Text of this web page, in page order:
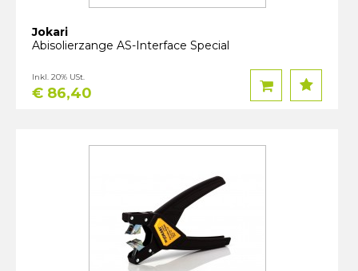
Jokari
Abisolierzange AS-Interface Special
€ 86,40
Inkl. 20% USt.